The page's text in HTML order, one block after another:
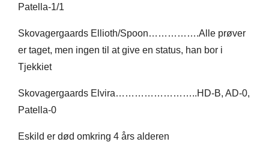
Patella-1/1
Skovagergaards Ellioth/Spoon…………….Alle prøver
er taget, men ingen til at give en status, han bor i
Tjekkiet
Skovagergaards Elvira……………………..HD-B, AD-0,
Patella-0​
Eskild er død omkring 4 års alderen